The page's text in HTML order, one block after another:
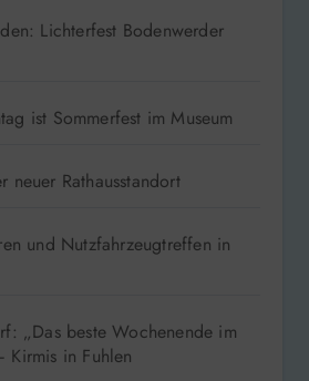
Lichterfest Bodenwerder
ist Sommerfest im Museum
neuer Rathausstandort
und Nutzfahrzeugtreffen in
„Das beste Wochenende im
Kirmis in Fuhlen